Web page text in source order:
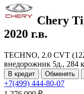
Chery
2020 г.в.
TECHNO, 2.0 CVT
внедорожник 5д., 284
В кредит Обменять
+7(499) 444-80-07